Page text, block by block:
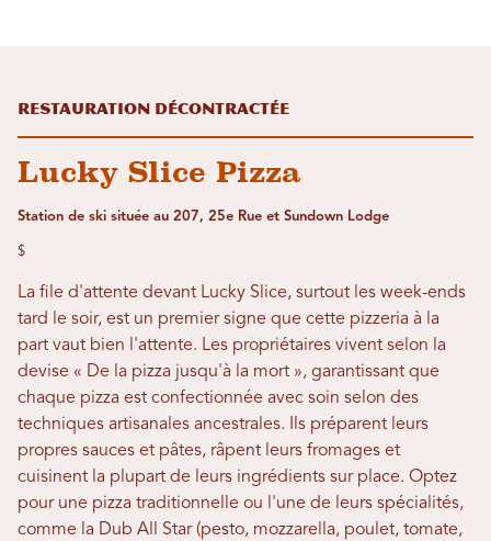
Restauration décontractée
Lucky Slice Pizza
Station de ski située au 207, 25e Rue et Sundown Lodge
$
La file d'attente devant Lucky Slice, surtout les week-ends
tard le soir, est un premier signe que cette pizzeria à la
part vaut bien l'attente. Les propriétaires vivent selon la
devise « De la pizza jusqu'à la mort », garantissant que
chaque pizza est confectionnée avec soin selon des
techniques artisanales ancestrales. Ils préparent leurs
propres sauces et pâtes, râpent leurs fromages et
cuisinent la plupart de leurs ingrédients sur place. Optez
pour une pizza traditionnelle ou l'une de leurs spécialités,
comme la Dub All Star (pesto, mozzarella, poulet, tomate,